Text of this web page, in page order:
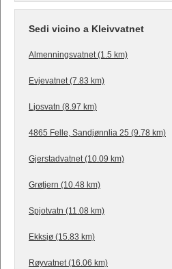
Sedi vicino a Kleivvatnet
Almenningsvatnet (1.5 km)
Evjevatnet (7.83 km)
Ljosvatn (8.97 km)
4865 Felle, Sandjønnlia 25 (9.78 km)
Gjerstadvatnet (10.09 km)
Grøtjern (10.48 km)
Spjotvatn (11.08 km)
Ekksjø (15.83 km)
Røyvatnet (16.06 km)